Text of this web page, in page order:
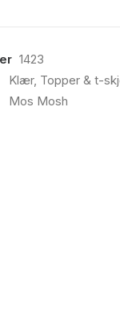
1423
Klær, Topper & t-
Mos Mosh